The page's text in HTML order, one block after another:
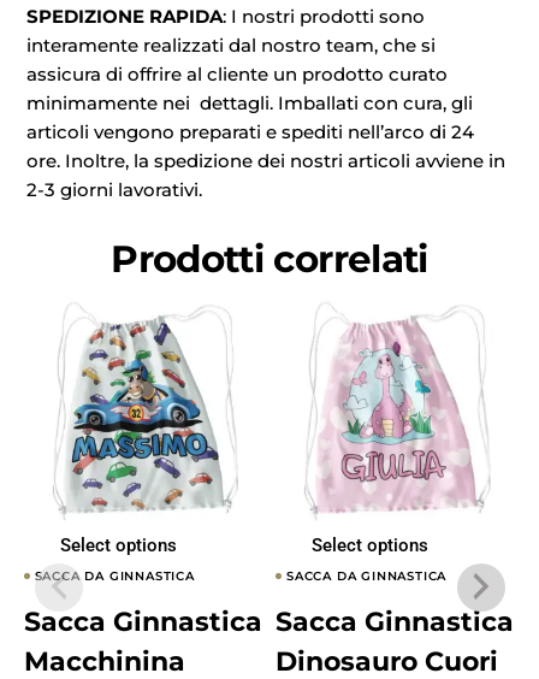
SPEDIZIONE RAPIDA: I nostri prodotti sono
interamente realizzati dal nostro team, che si
assicura di offrire al cliente un prodotto curato
minimamente nei dettagli. Imballati con cura, gli
articoli vengono preparati e spediti nell’arco di 24
ore. Inoltre, la spedizione dei nostri articoli avviene in
2-3 giorni lavorativi.
Prodotti correlati
Select options
SACCA DA GINNASTICA
Sacca Ginnastica
Macchinina
Select options
SACCA DA GINNASTICA
Sacca Ginnastica
Dinosauro Cuori